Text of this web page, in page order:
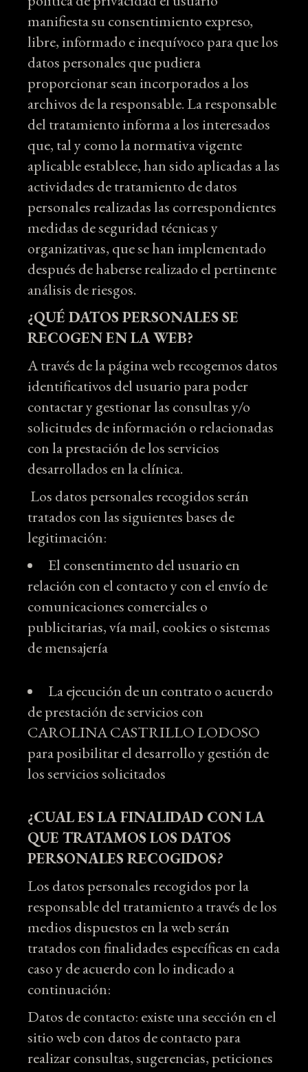
manifiesta su consentimiento expreso,
libre, informado e inequívoco para que los
datos personales que pudiera
proporcionar sean incorporados a los
archivos de la responsable. La responsable
del tratamiento informa a los interesados
que, tal y como la normativa vigente
aplicable establece, han sido aplicadas a las
actividades de tratamiento de datos
personales realizadas las correspondientes
medidas de seguridad técnicas y
organizativas, que se han implementado
después de haberse realizado el pertinente
análisis de riesgos.
¿QUÉ DATOS PERSONALES SE
RECOGEN EN LA WEB?
A través de la página web recogemos datos
identificativos del usuario para poder
contactar y gestionar las consultas y/o
solicitudes de información o relacionadas
con la prestación de los servicios
desarrollados en la clínica.
Los datos personales recogidos serán
tratados con las siguientes bases de
legitimación:
El consentimento del usuario en
relación con el contacto y con el envío de
comunicaciones comerciales o
publicitarias, vía mail, cookies o sistemas
de mensajería
La ejecución de un contrato o acuerdo
de prestación de servicios con
CAROLINA CASTRILLO LODOSO
para posibilitar el desarrollo y gestión de
los servicios solicitados
¿CUAL ES LA FINALIDAD CON LA
QUE TRATAMOS LOS DATOS
PERSONALES RECOGIDOS?
Los datos personales recogidos por la
responsable del tratamiento a través de los
medios dispuestos en la web serán
tratados con finalidades específicas en cada
caso y de acuerdo con lo indicado a
continuación:
Datos de contacto: existe una sección en el
sitio web con datos de contacto para
realizar consultas, sugerencias, peticiones